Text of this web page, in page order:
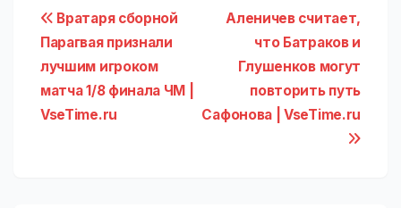
Навигация
по
записям
Аленичев считает,
что Батраков и
Глушенков могут
повторить путь
Сафонова | VseTime.ru
Вратаря сборной
Парагвая признали
лучшим игроком
матча 1/8 финала ЧМ |
VseTime.ru